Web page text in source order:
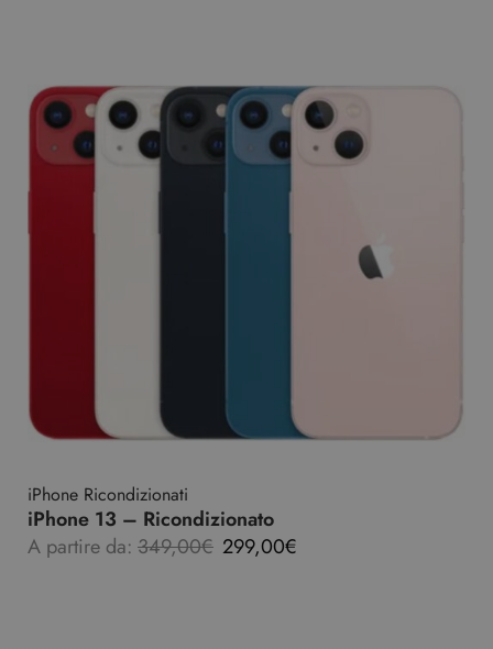
iPhone Ricondizionati
iPhone 13 – Ricondizionato
A partire da: 349,00€ 299,00€